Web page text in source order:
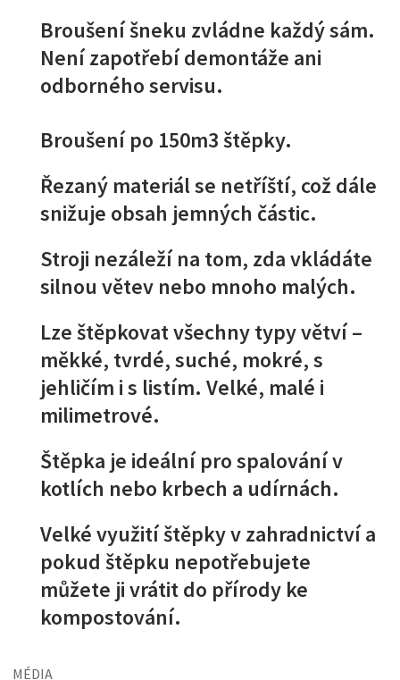
Broušení šneku zvládne každý sám.
Není zapotřebí demontáže ani
odborného servisu.
Broušení po 150m3 štěpky.
Řezaný materiál se netříští, což dále
snižuje obsah jemných částic.
Stroji nezáleží na tom, zda vkládáte
silnou větev nebo mnoho malých.
Lze štěpkovat všechny typy větví –
měkké, tvrdé, suché, mokré, s
jehličím i s listím. Velké, malé i
milimetrové.
Štěpka je ideální pro spalování v
kotlích nebo krbech a udírnách.
Velké využití štěpky v zahradnictví a
pokud štěpku nepotřebujete
můžete ji vrátit do přírody ke
kompostování.
MÉDIA